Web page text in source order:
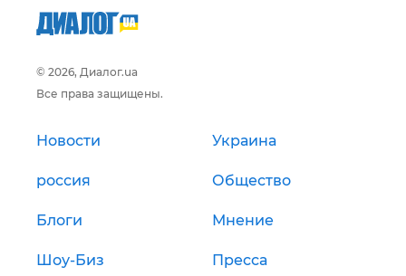
© 2026, Диалог.ua
Все права защищены.
Новости Украина
россия Общество
Блоги Мнение
Шоу-Биз Пресса